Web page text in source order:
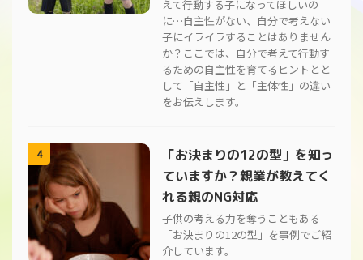
えて行動する子になってほしいの
に…自主性がない、自分で考えない
子にイライラすることはありません
か？ここでは、自分で考えて行動す
るための自主性を育てるヒントとと
して「自主性」と「主体性」の違い
をお伝えします。
4
「お決まりの12の型」を知っ
ていますか？親業が教えてく
れる親のNG対応
子供の考える力を奪うこともある
「お決まりの12の型」を事例でご紹
介しています。